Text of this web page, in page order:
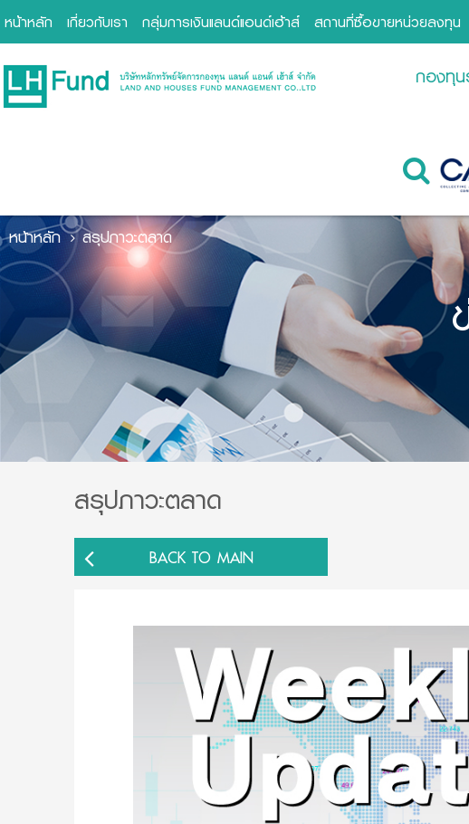
หน้าหลัก เกี่ยวกับเรา กลุ่มการเงินแลนด์แอนด์เฮ้าส์ สถานที่ซื้อขายหน่วยลงทุน
กองทุ
หน้าหลัก สรุปภาวะตลาด
สรุปภาวะตลาด
BACK TO MAIN